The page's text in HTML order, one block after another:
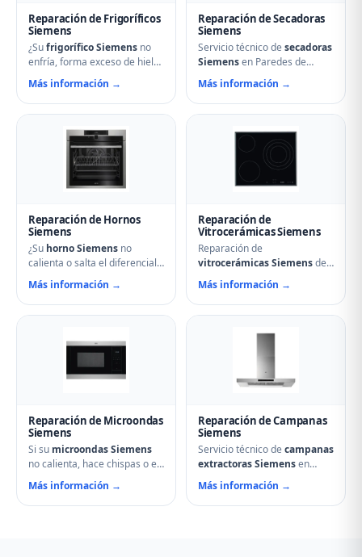
Reparación de Frigoríficos
Siemens
¿Sufrigorífico Siemens no
enfría, forma exceso de hielo
o hace ruidos extraños?
Nuestros técnicos en Paredes
de Nava reparan
sistemas No Frost, fugas de
gas refrigerante y problemas
de descarche. Servicio
urgente para evitar pérdida
de alimentos.
Más información →
Reparación de Secadoras
Siemens
Servicio técnico de secadoras
Siemensen Paredes de
Nava. Reparamos problemas
de calentamiento, tambor que
no gira, termostatos de
averiados y fallos en el
secado. Mantenimiento
preventivo y limpieza de
filtros incluido en la visita.
Más información →
Reparación de Hornos
Siemens
¿Su horno Siemens no
calienta o salta el diferencial?
Nuestro servicio técnico en
Paredes de Nava repara
resistencias, ventiladores,
Especialistas en hornos
multifunción, pirolíticos y de
vapor Siemens.
Más información →
Reparación de
Vitrocerámicas Siemens
Reparación de
vitrocerámicas Siemensde
inducción y de cocción en
Paredes de Nava.
Solucionamos fuegos que no
mandos que no responden,
fallos en módulos de
inducción y problemas de
regulación de temperatura.
Más información →
Reparación de Microondas
Siemens
Si su microondas Siemens
no calienta, hace chispas o el
plato no gira, contacte con
nuestro servicio técnico en
Paredes de Nava. Reparamos
Más información →
Reparación de Campanas
Siemens
Servicio técnico de campanas
extractoras Siemensen
Paredes de Nava. Reparamos
motores, problemas de
aspiración, filtros de carbón
Más información →